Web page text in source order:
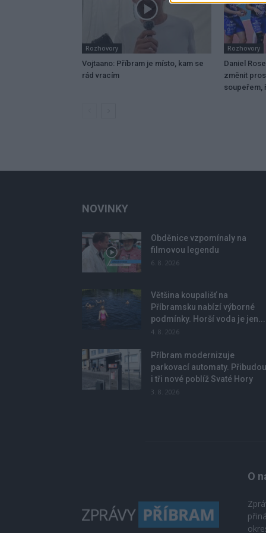
Rozhovory
Vojtaano: Příbram je místo, kam se
rád vracím
Rozhovory
Daniel
změnit
soupeřem,
NOVINKY
Obděnice vzpomínaly na
filmovou legendu
6. 8. 2026
Většina koupališť na
Příbramsku nabízí výborné
podmínky. Horší voda je jen...
4. 8. 2026
Příbram modernizuje
parkovací automaty. Přibudou
i tři nové poblíž Svaté Hory
3. 8. 2026
O